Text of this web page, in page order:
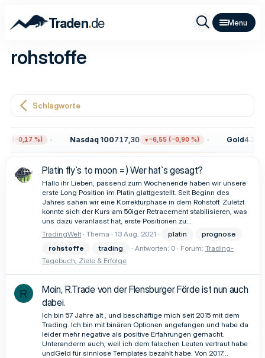
Traden.de
rohstoffe
Schlagworte
(−0,17 %) Nasdaq 100717,30 −6,55 (−0,90 %) Gold
Platin fly`s to moon =) Wer hat`s gesagt?
Hallo ihr Lieben, passend zum Wochenende haben wir unsere
erste Long Position im Platin glattgestellt. Seit Beginn des
Jahres sahen wir eine Korrekturphase in dem Rohstoff. Zuletzt
konnte sich der Kurs am 50iger Retracement stabilisieren, was
uns dazu veranlasst hat, erste Positionen zu...
TradingWelt Thema 13 Aug. 2021 platin
prognose
rohstoffe
trading Antworten: 0 Forum: Trading-
Tagebuch, Ziele & Erfolge
R
Moin, R.Trade von der Flensburger Förde ist nun auch
dabei.
Ich bin 57 Jahre alt , und beschäftige mich seit 2015 mit dem
Trading. Ich bin mit binären Optionen angefangen und habe da
leider mehr negative als positive Erfahrungen gemacht.
Unteranderm auch, weil ich dem falschen Leuten vertraut habe
undGeld für sinnlose Templates bezahlt habe. Von 2017...